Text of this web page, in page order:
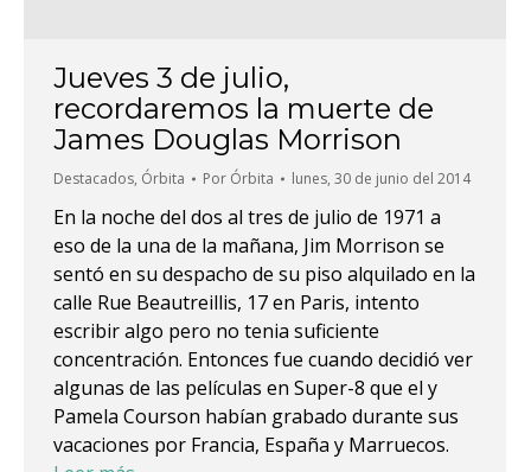
Jueves 3 de julio,
recordaremos la muerte de
James Douglas Morrison
Destacados, Órbita Por Órbita lunes, 30 de junio del 2014
En la noche del dos al tres de julio de 1971 a
eso de la una de la mañana, Jim Morrison se
sentó en su despacho de su piso alquilado en la
calle Rue Beautreillis, 17 en Paris, intento
escribir algo pero no tenia suficiente
concentración. Entonces fue cuando decidió ver
algunas de las películas en Super-8 que el y
Pamela Courson habían grabado durante sus
vacaciones por Francia, España y Marruecos.